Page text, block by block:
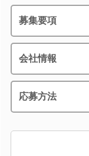
募集要項
会社情報
応募方法